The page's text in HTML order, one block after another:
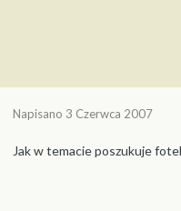
Napisano 3 Czerwca 2007
Jak w temacie poszukuje